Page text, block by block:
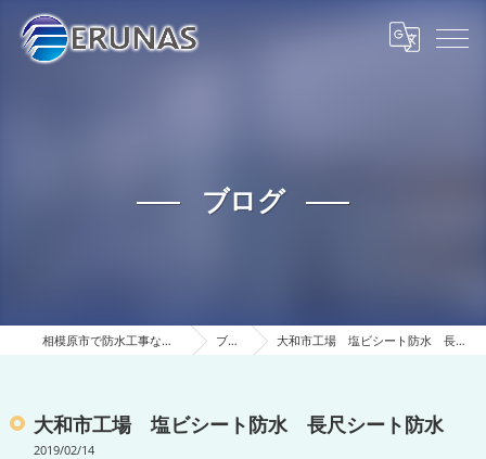
ブログ
相模原市で防水工事ならERUNAS ブログ 大和市工場 塩ビシート防水 長尺シート防水
大和市工場 塩ビシート防水 長尺シート防水
2019/02/14